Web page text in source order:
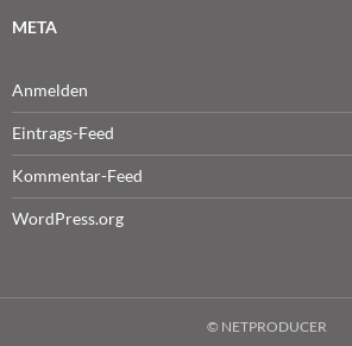
META
Anmelden
Eintrags-Feed
Kommentar-Feed
WordPress.org
© NETPRODUCER